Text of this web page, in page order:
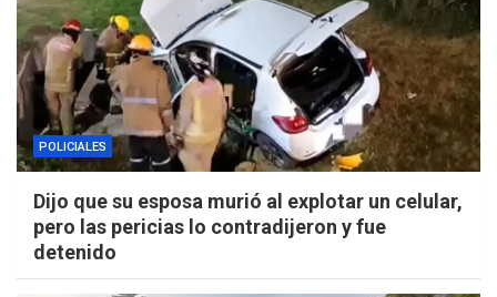
POLICIALES
Dijo que su esposa murió al explotar un celular,
pero las pericias lo contradijeron y fue
detenido